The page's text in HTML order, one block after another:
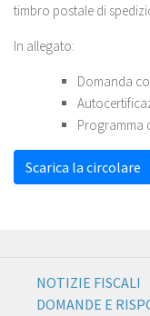
timbro postale di
In allegato:
Domanda
Programma
Scarica la circolare
NOTIZIE FISCALI
DOMANDE E